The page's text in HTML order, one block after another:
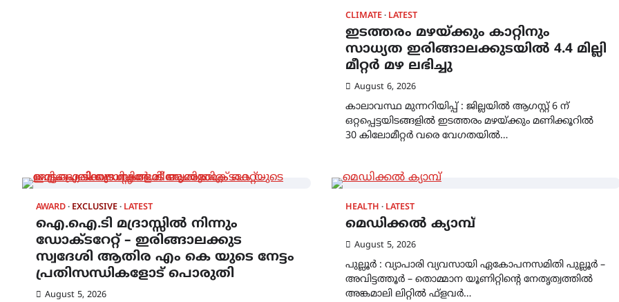
CLIMATE LATEST
ഇടത്തരം മഴയ്ക്കും കാറ്റിനും
സാധ്യത ഇരിങ്ങാലക്കുടയിൽ 4.4 മില്ലി
മീറ്റർ മഴ ലഭിച്ചു
August 6, 2026
കാലാവസ്ഥ മുന്നറിയിപ്പ് : ജില്ലയിൽ ആഗസ്റ്റ് 6 ന്
ഒറ്റപ്പെട്ടയിടങ്ങളിൽ ഇടത്തരം മഴയ്ക്കും മണിക്കൂറിൽ
30 കിലോമീറ്റർ വരെ വേഗതയിൽ…
AWARD EXCLUSIVE LATEST
ഐ.ഐ.ടി മദ്രാസ്സിൽ നിന്നും
ഡോക്ടറേറ്റ് – ഇരിങ്ങാലക്കുട
സ്വദേശി ആതിര എം കെ യുടെ നേട്ടം
പ്രതിസന്ധികളോട് പൊരുതി
August 5, 2026
HEALTH LATEST
മെഡിക്കൽ ക്യാമ്പ്
August 5, 2026
പുല്ലൂർ : വ്യാപാരി വ്യവസായി ഏകോപനസമിതി പുല്ലൂർ –
അവിട്ടത്തൂർ – തൊമ്മാന യൂണിറ്റിന്റെ നേതൃത്വത്തിൽ
അങ്കമാലി ലിറ്റിൽ ഫ്‌ളവർ…